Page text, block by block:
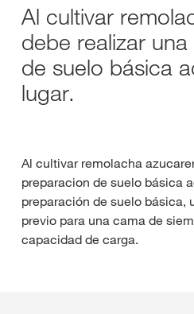
Al cultivar
debe realizar
de suelo básica
lugar.
Al cultivar remolacha
preparacion de suelo básica
preparación de suelo básica,
previo para una cama de
capacidad de carga.